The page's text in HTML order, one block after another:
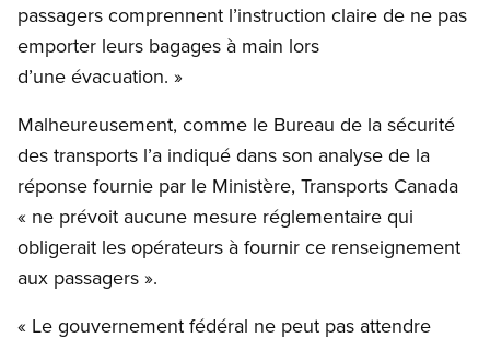
passagers comprennent l’instruction claire de ne pas
emporter leurs bagages à main lors
d’une évacuation. »
Malheureusement, comme le Bureau de la sécurité
des transports l’a indiqué dans son analyse de la
réponse fournie par le Ministère, Transports Canada
« ne prévoit aucune mesure réglementaire qui
obligerait les opérateurs à fournir ce renseignement
aux passagers ».
« Le gouvernement fédéral ne peut pas attendre